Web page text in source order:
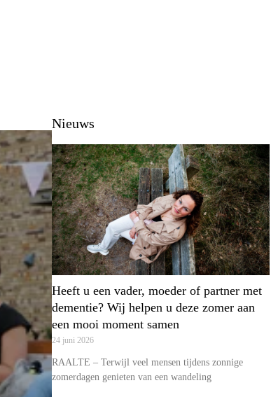
Nieuws
Heeft u een vader, moeder of partner met
dementie? Wij helpen u deze zomer aan
een mooi moment samen
24 juni 2026
RAALTE – Terwijl veel mensen tijdens zonnige
zomerdagen genieten van een wandeling